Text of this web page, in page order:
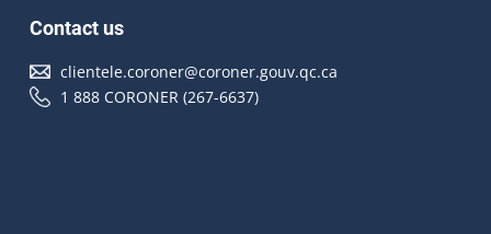
Contact us
clientele.coroner@coroner.gouv.qc.ca
1 888 CORONER (267-6637)